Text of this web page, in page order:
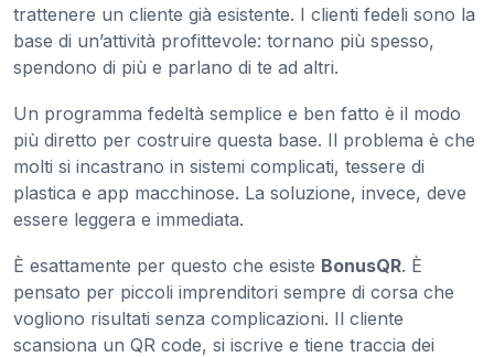
trattenere un cliente già esistente. I clienti fedeli sono la
base di un’attività profittevole: tornano più spesso,
spendono di più e parlano di te ad altri.
Un programma fedeltà semplice e ben fatto è il modo
più diretto per costruire questa base. Il problema è che
molti si incastrano in sistemi complicati, tessere di
plastica e app macchinose. La soluzione, invece, deve
essere leggera e immediata.
È esattamente per questo che esiste BonusQR. È
pensato per piccoli imprenditori sempre di corsa che
vogliono risultati senza complicazioni. Il cliente
scansiona un QR code, si iscrive e tiene traccia dei